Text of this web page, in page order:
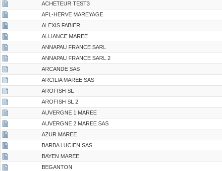
ACHETEUR TEST3
AFL-HERVE MAREYAGE
ALEXIS FABIER
ALLIANCE MAREE
ANNAPAU FRANCE SARL
ANNAPAU FRANCE SARL 2
ARCANDE SAS
ARCILIA MAREE SAS
AROFISH SL
AROFISH SL 2
AUVERGNE 1 MAREE
AUVERGNE 2 MAREE SAS
AZUR MAREE
BARBA LUCIEN SAS
BAYEN MAREE
BEGANTON